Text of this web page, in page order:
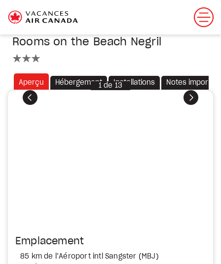
Rooms on the Beach Negril
Aperçu Hébergement Installations Notes
Précédent Suivant
1de 13
Emplacement
85 km de l’Aéroport intl Sangster (MBJ)